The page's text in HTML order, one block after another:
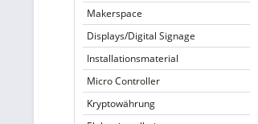
Makerspace
Displays/Digital Signage
Installationsmaterial
Micro Controller
Kryptowährung